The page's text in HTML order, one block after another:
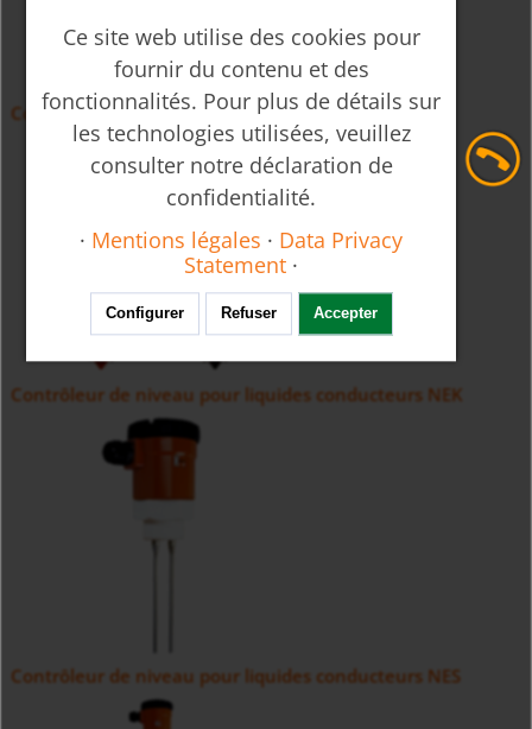
Contrôleur de niveau à micro-onde LNM
Contrôleur de niveau pour liquides conducteurs NEK
Contrôleur de niveau pour liquides conducteurs NES
Ce site web utilise des cookies pour
fournir du contenu et des
fonctionnalités. Pour plus de détails sur
les technologies utilisées, veuillez
consulter notre déclaration de
confidentialité.
· Mentions légales · Data Privacy
Statement ·
Configurer Refuser Accepter